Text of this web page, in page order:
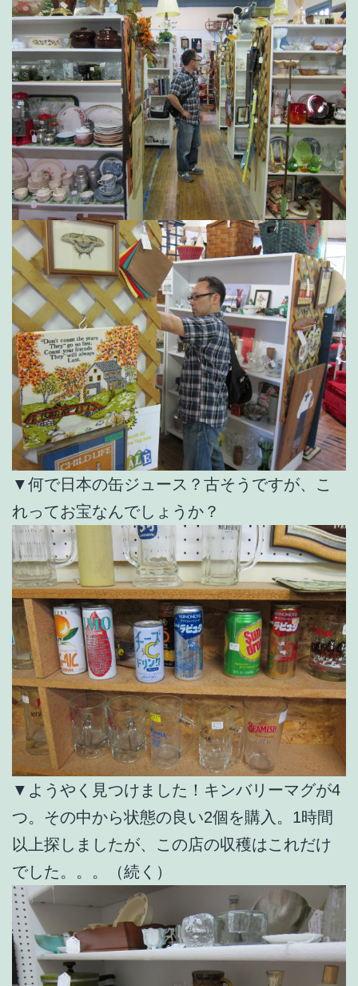
▼何で日本の缶ジュース？古そうですが、こ
れってお宝なんでしょうか？
▼ようやく見つけました！キンバリーマグが4
つ。その中から状態の良い2個を購入。1時間
以上探しましたが、この店の収穫はこれだけ
でした。。。（続く）